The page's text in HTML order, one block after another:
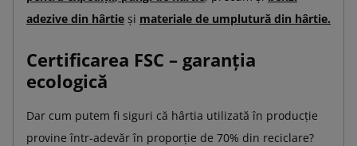
adezive din hârtie și materiale de umplutură din hârtie.
Certificarea FSC – garanția
ecologică
Dar cum putem fi siguri că hârtia utilizată în producție
provine într-adevăr în proporție de 70% din reciclare?